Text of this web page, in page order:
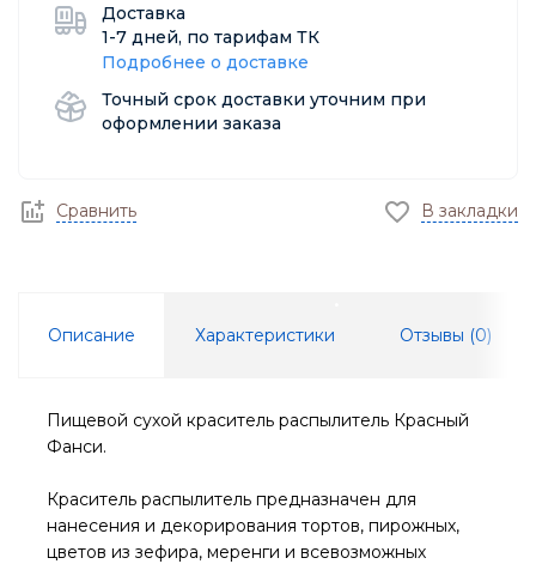
Доставка
1-7 дней, по тарифам ТК
Подробнее о доставке
Точный срок доставки уточним при
оформлении заказа
Сравнить В закладки
Описание Характеристики Отзывы (0)
Пищевой сухой краситель распылитель Красный
Фанси.
Краситель распылитель предназначен для
нанесения и декорирования тортов, пирожных,
цветов из зефира, меренги и всевозможных